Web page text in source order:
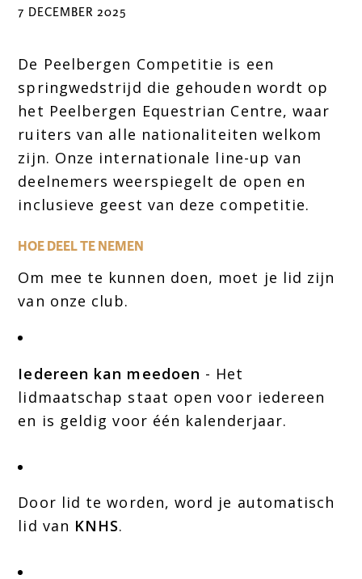
7 DECEMBER 2025
De Peelbergen Competitie is een
springwedstrijd die gehouden wordt op
het Peelbergen Equestrian Centre, waar
ruiters van alle nationaliteiten welkom
zijn. Onze internationale line-up van
deelnemers weerspiegelt de open en
inclusieve geest van deze competitie.
HOE DEEL TE NEMEN
Om mee te kunnen doen, moet je lid zijn
van onze club.
Iedereen kan meedoen - Het
lidmaatschap staat open voor iedereen
en is geldig voor één kalenderjaar.
Door lid te worden, word je automatisch
lid van KNHS.